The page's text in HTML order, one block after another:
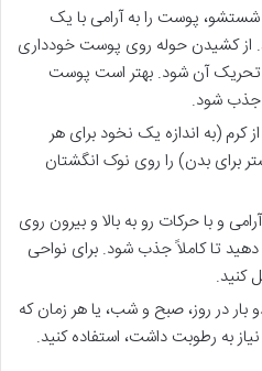
پوست را به آرامی با یک
از کشیدن حوله روی پوست خودداری
تحریک آن شود. بهتر است پوست
جذب شود.
کرم (به اندازه یک نخود برای هر
برای بدن) را روی نوک انگشتان
و با حرکات رو به بالا و بیرون روی
تا کاملاً جذب شود. برای نواحی
کنید.
بار در روز، صبح و شب، یا هر زمان که
به رطوبت داشت، استفاده کنید.